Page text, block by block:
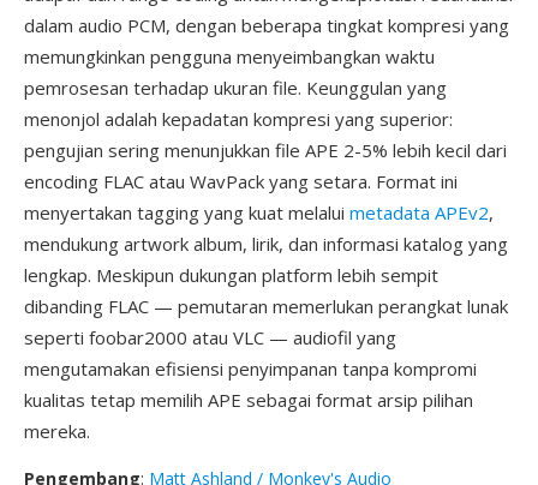
dalam audio PCM, dengan beberapa tingkat kompresi yang
memungkinkan pengguna menyeimbangkan waktu
pemrosesan terhadap ukuran file. Keunggulan yang
menonjol adalah kepadatan kompresi yang superior:
pengujian sering menunjukkan file APE 2-5% lebih kecil dari
encoding FLAC atau WavPack yang setara. Format ini
menyertakan tagging yang kuat melalui metadata APEv2,
mendukung artwork album, lirik, dan informasi katalog yang
lengkap. Meskipun dukungan platform lebih sempit
dibanding FLAC — pemutaran memerlukan perangkat lunak
seperti foobar2000 atau VLC — audiofil yang
mengutamakan efisiensi penyimpanan tanpa kompromi
kualitas tetap memilih APE sebagai format arsip pilihan
mereka.
Pengembang: Matt Ashland / Monkey's Audio